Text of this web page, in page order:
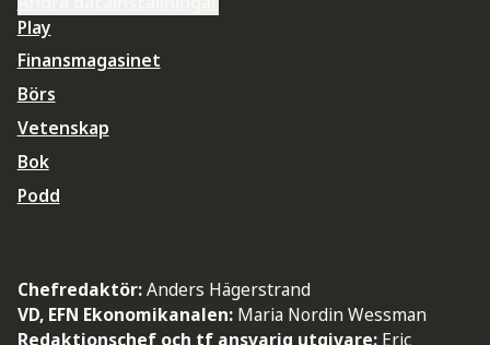
Play
Finansmagasinet
Börs
Vetenskap
Bok
Podd
Chefredaktör:Anders Hägerstrand
VD, EFN Ekonomikanalen: Maria Nordin Wessman
Redaktionschef och tf ansvarig utgivare: Eric